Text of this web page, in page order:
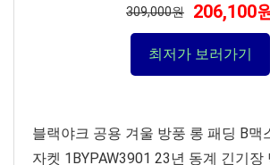
309,000원 206,100
최저가 보러가기
블랙야크 공용 겨울 방풍 롱 패딩 B맥
자켓 1BYPAW3901 23년 동계 긴기장